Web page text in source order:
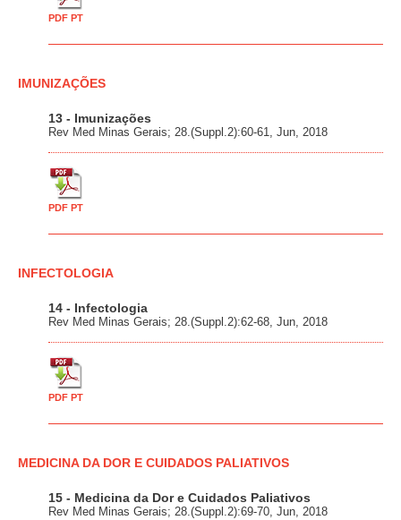
PDF PT
IMUNIZAÇÕES
13 - Imunizações
Rev Med Minas Gerais; 28.(Suppl.2):60-61, Jun, 2018
PDF PT
INFECTOLOGIA
14 - Infectologia
Rev Med Minas Gerais; 28.(Suppl.2):62-68, Jun, 2018
PDF PT
MEDICINA DA DOR E CUIDADOS PALIATIVOS
15 - Medicina da Dor e Cuidados Paliativos
Rev Med Minas Gerais; 28.(Suppl.2):69-70, Jun, 2018